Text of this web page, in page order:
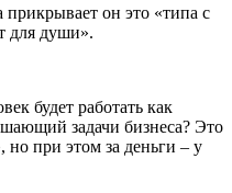
он это «типа с
для души».
будет работать как
задачи бизнеса? Это
при этом за деньги – у